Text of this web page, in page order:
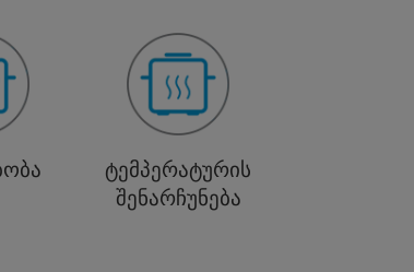
ტემპერატურის
შენარჩუნება